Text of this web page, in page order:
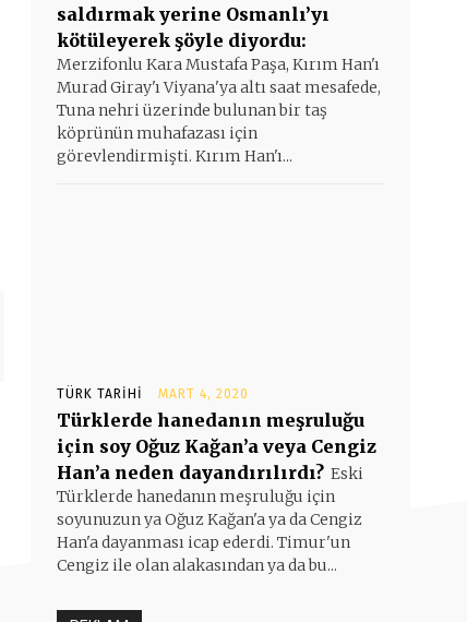
saldırmak yerine Osmanlı’yı
kötüleyerek şöyle diyordu:
Merzifonlu Kara Mustafa Paşa, Kırım Han'ı
Murad Giray'ı Viyana'ya altı saat mesafede,
Tuna nehri üzerinde bulunan bir taş
köprünün muhafazası için
görevlendirmişti. Kırım Han'ı...
TÜRK TARIHI MART 4, 2020
Türklerde hanedanın meşruluğu
için soy Oğuz Kağan’a veya Cengiz
Han’a neden dayandırılırdı? Eski
Türklerde hanedanın meşruluğu için
soyunuzun ya Oğuz Kağan'a ya da Cengiz
Han'a dayanması icap ederdi. Timur'un
Cengiz ile olan alakasından ya da bu...